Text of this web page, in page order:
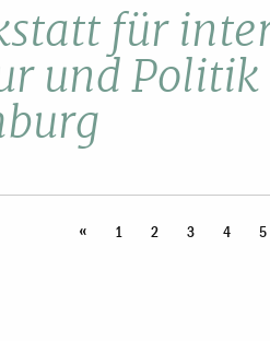
für
und Politik
« 1 2 3 4 5